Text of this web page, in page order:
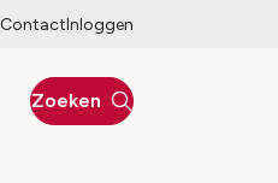
ContactInloggen
Zoeken